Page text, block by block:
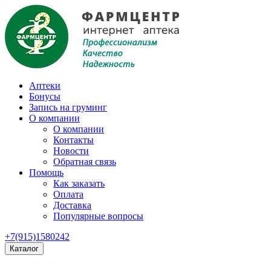
Аптеки
Бонусы
Запись на груминг
О компании
О компании
Контакты
Новости
Обратная связь
Помощь
Как заказать
Оплата
Доставка
Популярные вопросы
+7(915)1580242
Каталог